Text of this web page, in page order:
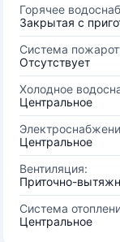
Горячее
Закрытая с
Система
Отсутствует
Холодное
Центральное
Центральное
Вентиляция:
Приточно-
Система
Центральное